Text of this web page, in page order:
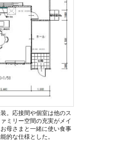
。応接間や個室は他のス
ミリー空間の充実がメイ
母さまと一緒に使い食事
的な仕様とした。